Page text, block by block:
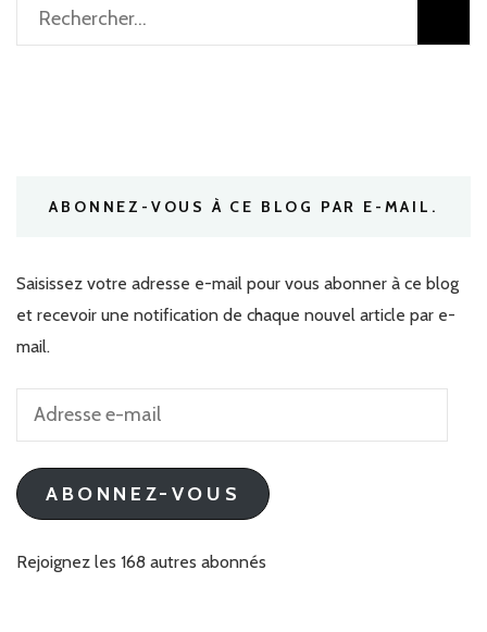
Rechercher :
ABONNEZ-VOUS À CE BLOG PAR E-MAIL.
Saisissez votre adresse e-mail pour vous abonner à ce blog
et recevoir une notification de chaque nouvel article par e-
mail.
Adresse
mail
ABONNEZ-VOUS
Rejoignez les 168 autres abonnés